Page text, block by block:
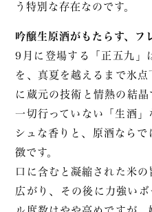
う特別な存在なのです。
吟醸生原酒がもたらす、フ
9月に登場する「正五九」
を、真夏を越えるまで氷
に蔵元の技術と情熱の結
一切行っていない「生酒
シュな香りと、原酒なら
徴です。
口に含むと凝縮された米
広がり、その後に力強い